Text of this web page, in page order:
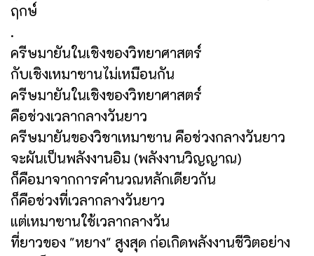
ฤกษ์
.
ครีษมายันในเชิงของวิทยาศาสตร์
กับเชิงเหมาซานไม่เหมือนกัน
ครีษมายันในเชิงของวิทยาศาสตร์
คือช่วงเวลากลางวันยาว
ครีษมายันของวิชาเหมาซาน คือช่วงกลางวันยาว
จะผันเป็นพลังงานอิม (พลังงานวิญญาณ)
ก็คือมาจากการคำนวณหลักเดียวกัน
ก็คือช่วงที่เวลากลางวันยาว
แต่เหมาซานใช้เวลากลางวัน
ที่ยาวของ "หยาง" สูงสุด ก่อเกิดพลังงานชีวิตอย่าง